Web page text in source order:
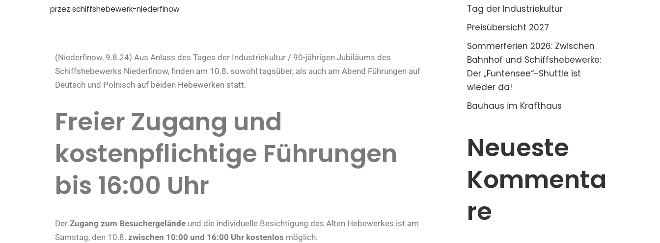
przez schiffshebewerk-niederfinow
(Niederfinow, 9.8.24) Aus Anlass des Tages der Industriekultur / 90-jährigen Jubiläums des
Schiffshebewerks Niederfinow, finden am 10.8. sowohl tagsüber, als auch am Abend Führungen auf
Deutsch und Polnisch auf beiden Hebewerken statt.
Freier Zugang und
kostenpflichtige Führungen
bis 16:00 Uhr
Der Zugang zum Besuchergelände und die individuelle Besichtigung des Alten Hebewerkes ist am
Samstag, den 10.8. zwischen 10:00 und 16:00 Uhr kostenlos möglich.
Tag der Industriekultur
Preisübersicht 2027
Sommerferien 2026: Zwischen
Bahnhof und Schiffshebewerke:
Der „Funtensee“-Shuttle ist
wieder da!
Bauhaus im Krafthaus
Neueste
Kommenta
re